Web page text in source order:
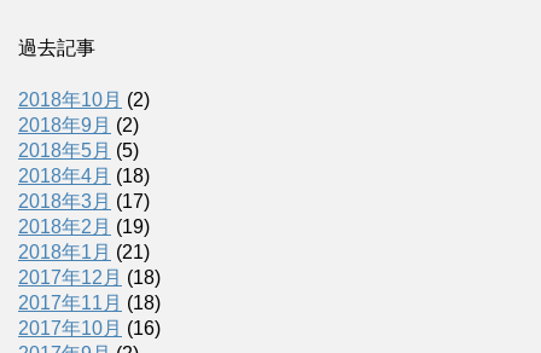
過去記事
2018年10月 (2)
2018年9月 (2)
2018年5月 (5)
2018年4月 (18)
2018年3月 (17)
2018年2月 (19)
2018年1月 (21)
2017年12月 (18)
2017年11月 (18)
2017年10月 (16)